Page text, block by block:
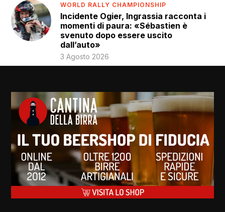
WORLD RALLY CHAMPIONSHIP
Incidente Ogier, Ingrassia racconta i
momenti di paura: «Sébastien è
svenuto dopo essere uscito
dall’auto»
3 Agosto 2026